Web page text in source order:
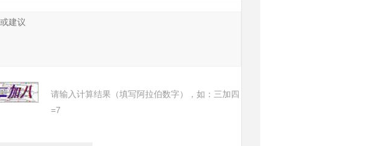
请输入计算结果（填写阿拉伯数字），如：三加四
=7